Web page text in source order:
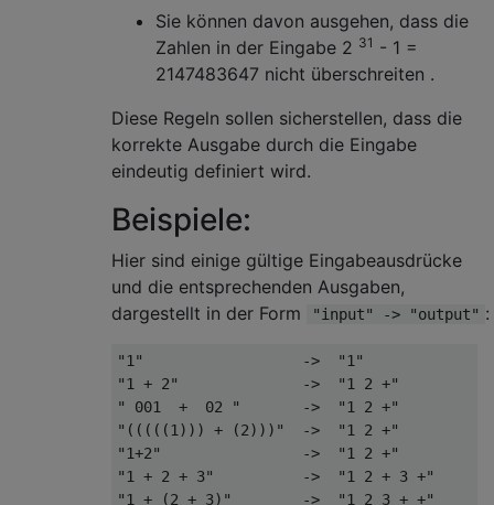
Sie können davon ausgehen, dass die
Zahlen in der Eingabe 2 31 - 1 =
2147483647 nicht überschreiten .
Diese Regeln sollen sicherstellen, dass die
korrekte Ausgabe durch die Eingabe
eindeutig definiert wird.
Beispiele:
Hier sind einige gültige Eingabeausdrücke
und die entsprechenden Ausgaben,
dargestellt in der Form
"input" -> "output" :
"1"                  ->  "1"
"1 + 2"              ->  "1 2 +"
" 001  +  02 "       ->  "1 2 +"
"(((((1))) + (2)))"  ->  "1 2 +"
"1+2"                ->  "1 2 +"
"1 + 2 + 3"          ->  "1 2 + 3 +"
"1 + (2 + 3)"        ->  "1 2 3 + +"